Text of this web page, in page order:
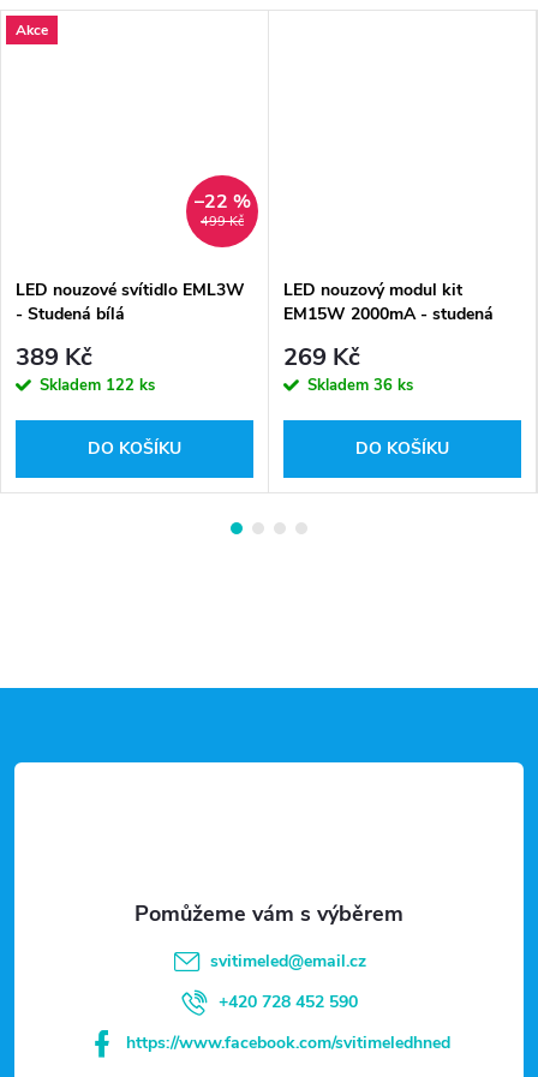
Akce
499 Kč
–22 %
LED nouzové svítidlo EML3W
- Studená bílá
389 Kč
Skladem 122 ks
DO KOŠÍKU
LED nouzový modul kit
EM15W 2000mA - studená
269 Kč
Skladem 36 ks
DO KOŠÍKU
á
svitimeled@email.cz
+420 728 452 590
https://www.facebook.com/svitimeledhned